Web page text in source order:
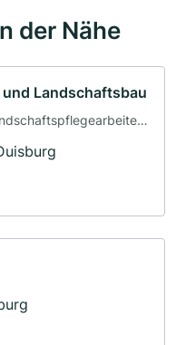
der Nähe
Landschaftsbau